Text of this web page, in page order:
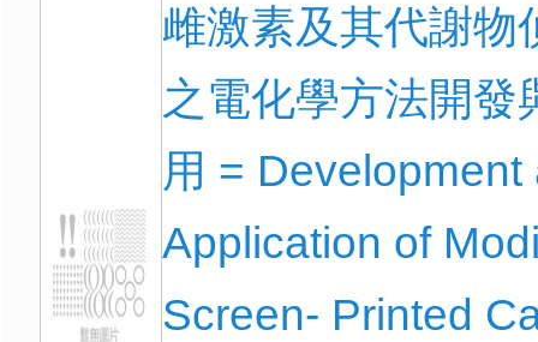
雌激素及其代謝物
之電化學方法開發
用 = Development
Application of
Screen- Printed